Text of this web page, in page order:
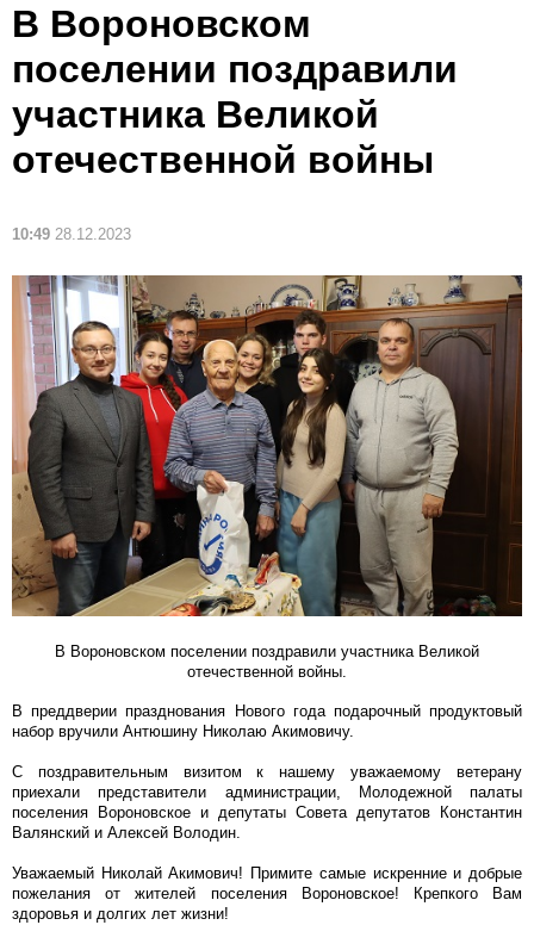
В Вороновском
поселении поздравили
участника Великой
отечественной войны
10:49 28.12.2023
В Вороновском поселении поздравили участника Великой
отечественной войны.
В преддверии празднования Нового года подарочный продуктовый
набор вручили Антюшину Николаю Акимовичу.
С поздравительным визитом к нашему уважаемому ветерану
приехали представители администрации, Молодежной палаты
поселения Вороновское и депутаты Совета депутатов Константин
Валянский и Алексей Володин.
Уважаемый Николай Акимович! Примите самые искренние и добрые
пожелания от жителей поселения Вороновское! Крепкого Вам
здоровья и долгих лет жизни!